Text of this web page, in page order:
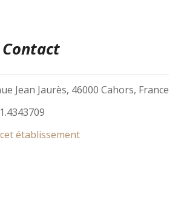
Jean Jaurès, 46000 Cahors, France
établissement